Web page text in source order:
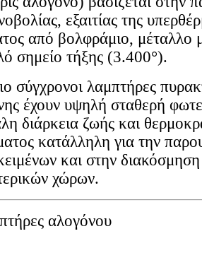
εξαιτίας της
από βολφράμιο, μέταλλο
σημείο τήξης (3.400°).
σύγχρονοι λαμπτήρες
έχουν υψηλή σταθερή
διάρκεια ζωής και
κατάλληλη για την
και στην διακόσμηση
χώρων.
αλογόνου